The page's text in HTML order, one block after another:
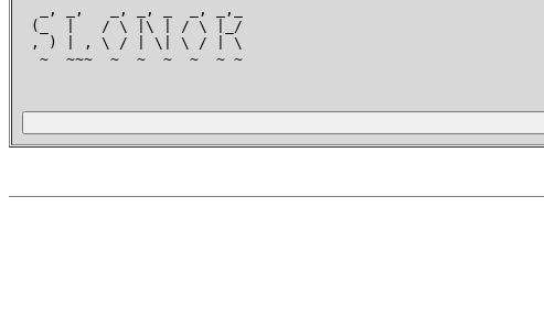
_, _, _, _, _ _, _,_
(_ | / \ |\ | / \ |_/
, ) | , \ / | \| \ / | \
~ ~~~ ~ ~ ~ ~ ~ ~